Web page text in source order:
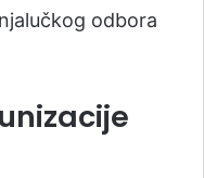
odbora